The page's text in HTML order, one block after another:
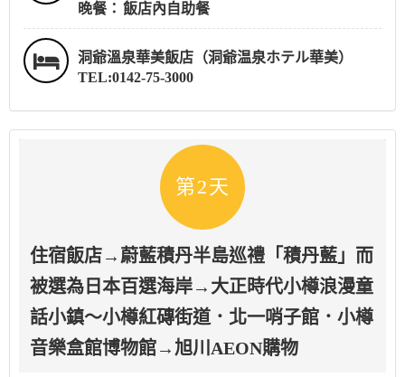
晚餐： 飯店內自助餐
洞爺溫泉華美飯店（洞爺温泉ホテル華美）
TEL:0142-75-3000
第2天
住宿飯店→蔚藍積丹半島巡禮「積丹藍」而
被選為日本百選海岸→大正時代小樽浪漫童
話小鎮～小樽紅磚街道．北一哨子館．小樽
音樂盒館博物館→旭川AEON購物